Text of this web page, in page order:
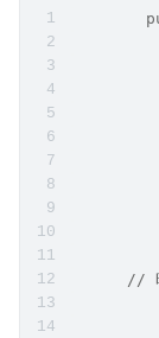
//